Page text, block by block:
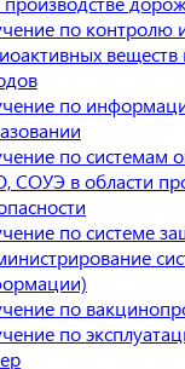
по контролю
по
по системам
СОУЭ в области
по системе
по
по